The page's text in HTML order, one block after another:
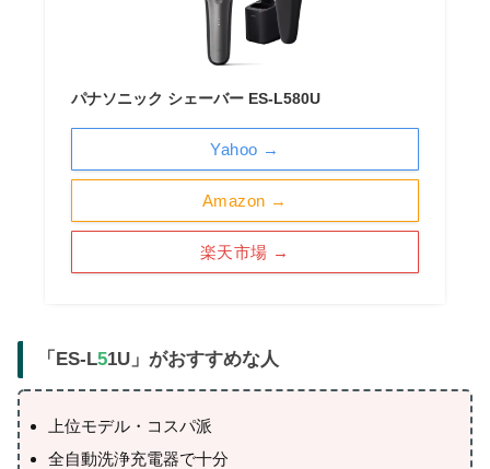
パナソニック シェーバー ES-L580U
Amazon →
楽天市場 →
Yahoo →
「ES-L51U」がおすすめな人
上位モデル・コスパ派
全自動洗浄充電器で十分